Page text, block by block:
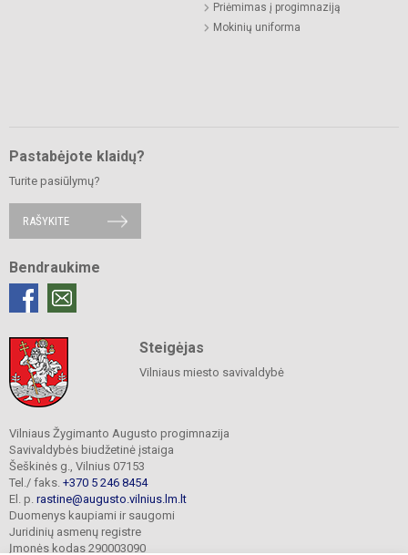
Priėmimas į progimnaziją
Mokinių uniforma
Pastabėjote klaidų?
Turite pasiūlymų?
RAŠYKITE
Bendraukime
Steigėjas
Vilniaus miesto savivaldybė
Vilniaus Žygimanto Augusto progimnazija
Savivaldybės biudžetinė įstaiga
Šeškinės g., Vilnius 07153
Tel./ faks. +370 5 246 8454
El. p. rastine@augusto.vilnius.lm.lt
Duomenys kaupiami ir saugomi
Juridinių asmenų registre
Įmonės kodas 290003090